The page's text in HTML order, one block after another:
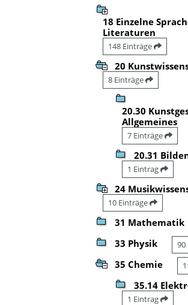
18 Einzelne
Literaturen
148 Einträge
20
8 Einträge
20.30
Allgemeines
7 Einträge
20.31
1 Eintrag
24
10 Einträge
31 Mathematik
33 Physik 90
35 Chemie
35.14
1 Eintrag